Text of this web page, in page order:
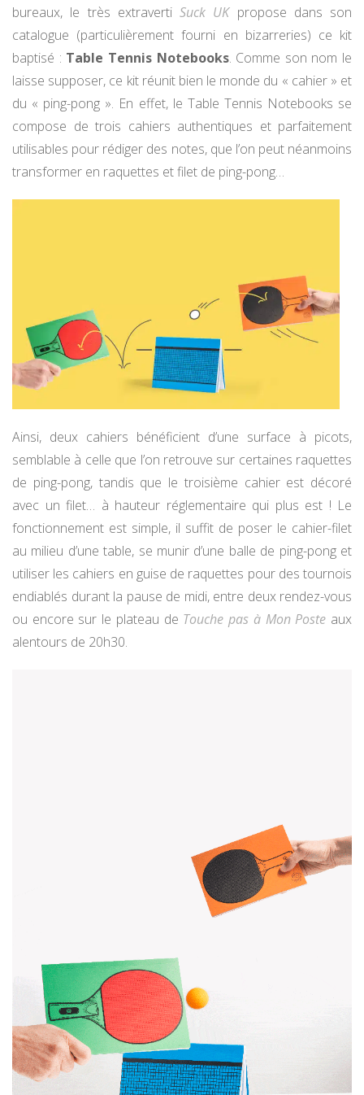
bureaux, le très extraverti Suck UKpropose dans son
catalogue (particulièrement fourni en bizarreries) ce kit
baptisé : Table Tennis Notebooks. Comme son nom le
laisse supposer, ce kit réunit bien le monde du « cahier » et
du « ping-pong ». En effet, le Table Tennis Notebooks se
compose de trois cahiers authentiques et parfaitement
utilisables pour rédiger des notes, que l’on peut néanmoins
transformer en raquettes et filet de ping-pong…
Ainsi, deux cahiers bénéficient d’une surface à picots,
semblable à celle que l’on retrouve sur certaines raquettes
de ping-pong, tandis que le troisième cahier est décoré
avec un filet… à hauteur réglementaire qui plus est ! Le
fonctionnement est simple, il suffit de poser le cahier-filet
au milieu d’une table, se munir d’une balle de ping-pong et
utiliser les cahiers en guise de raquettes pour des tournois
endiablés durant la pause de midi, entre deux rendez-vous
ou encore sur le plateau de Touche pas à Mon Poste aux
alentours de 20h30.